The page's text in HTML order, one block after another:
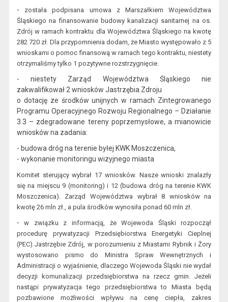
- została podpisana umowa z Marszałkiem Województwa
Śląskiego na finansowanie budowy kanalizacji sanitarnej na os.
Zdrój w ramach kontraktu dla Województwa Śląskiego na kwotę
282 720 zł. Dla przypomnienia dodam, że Miasto występowało z 5
wnioskami o pomoc finansową w ramach tego kontraktu, niestety
otrzymaliśmy tylko 1 pozytywne rozstrzygnięcie.
- niestety Zarząd Województwa Śląskiego nie
zakwalifikował 2 wniosków Jastrzębia Zdroju
o dotację ze środków unijnych w ramach Zintegrowanego
Programu Operacyjnego Rozwoju Regionalnego – Działanie
3.3 – zdegradowane tereny poprzemysłowe, a mianowicie
wniosków na zadania:
- budowa dróg na terenie byłej KWK Moszczenica,
- wykonanie monitoringu wizyjnego miasta
Komitet sterujący wybrał 17 wniosków. Nasze wnioski znalazły
się na miejscu 9 (monitoring) i 12 (budowa dróg na terenie KWK
Moszczenica). Zarząd Województwa wybrał 8 wniosków na
kwotę 26 mln zł., a pul a środków wynosiła ponad 60 mln zł.
-w związku z informacją, że Wojewoda Śląski rozpoczął
procedurę prywatyzacji PrzedsiębiorstwaEnergetyki Cieplnej
(PEC) Jastrzębie Zdrój, w porozumieniu z Miastami Rybnik i Żory
wystosowano pismo do Ministra Spraw Wewnętrznych i
Administracji o wyjaśnienie, dlaczego WojewodaŚląski nie wydał
decyzji komunalizacjiprzedsiębiorstwa na rzecz gmin.Jeżeli
nastąpi prywatyzacja tego przedsiębiorstwa to Miasta będą
pozbawione możliwości
wpływu na cenę ciepła, zakres